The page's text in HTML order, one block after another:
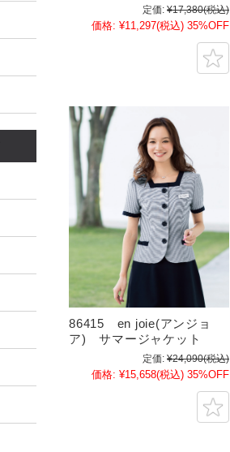
定価: ¥17,380(税込)
価格: ¥11,297(税込) 35%OFF
86415 en joie(アンジョ
ア) サマージャケット
定価: ¥24,090(税込)
価格: ¥15,658(税込) 35%OFF